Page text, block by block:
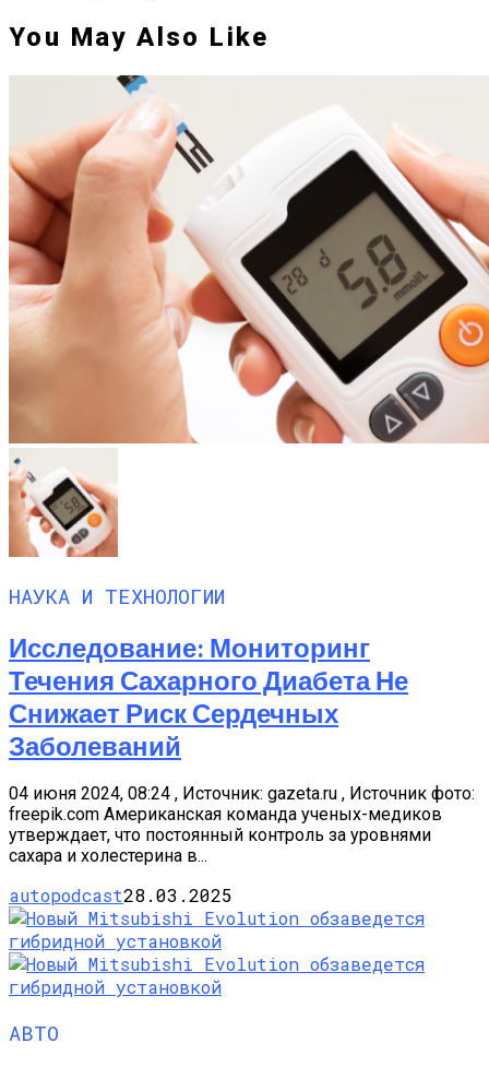
You May Also Like
НАУКА И ТЕХНОЛОГИИ
Исследование: Мониторинг
Течения Сахарного Диабета Не
Снижает Риск Сердечных
Заболеваний
04 июня 2024, 08:24 , Источник: gazeta.ru , Источник фото:
freepik.com Американская команда ученых-медиков
утверждает, что постоянный контроль за уровнями
сахара и холестерина в...
autopodcast28.03.2025
АВТО